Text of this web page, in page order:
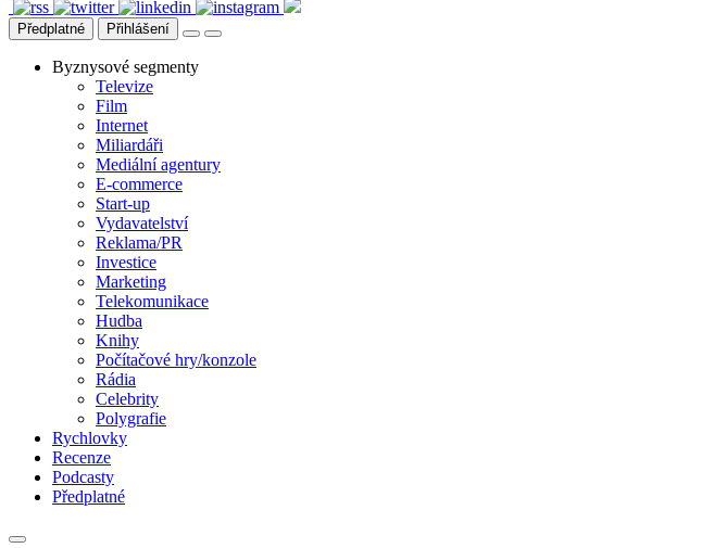
Předplatné Přihlášení
Byznysové segmenty
Televize
Film
Internet
Miliardáři
Mediální agentury
E-commerce
Start-up
Vydavatelství
Reklama/PR
Investice
Marketing
Telekomunikace
Hudba
Knihy
Počítačové hry/konzole
Rádia
Celebrity
Polygrafie
Rychlovky
Recenze
Podcasty
Předplatné